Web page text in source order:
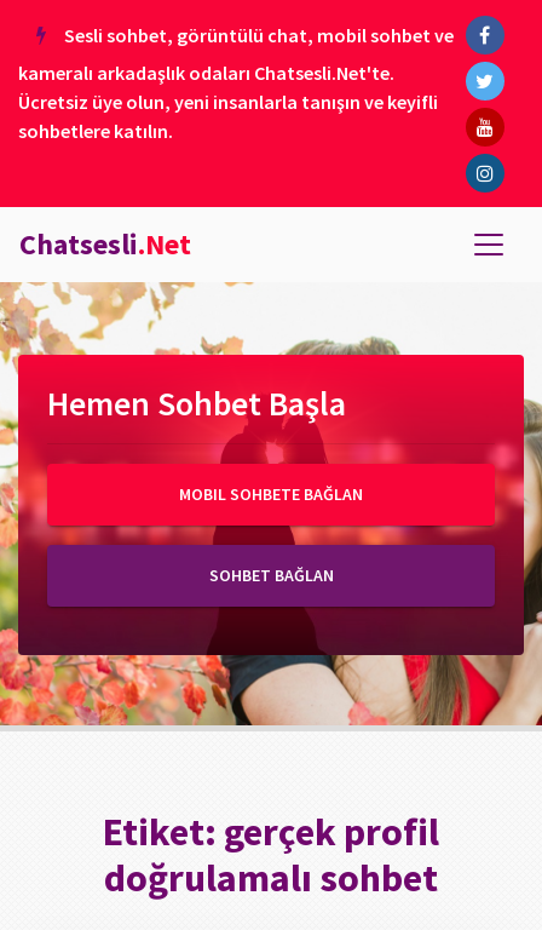
Sesli sohbet, görüntülü chat, mobil sohbet ve
kameralı arkadaşlık odaları Chatsesli.Net'te.
Ücretsiz üye olun, yeni insanlarla tanışın ve keyifli
sohbetlere katılın.
Chatsesli.Net
Hemen Sohbet Başla
MOBIL SOHBETE BAĞLAN
SOHBET BAĞLAN
Etiket: gerçek profil
doğrulamalı sohbet